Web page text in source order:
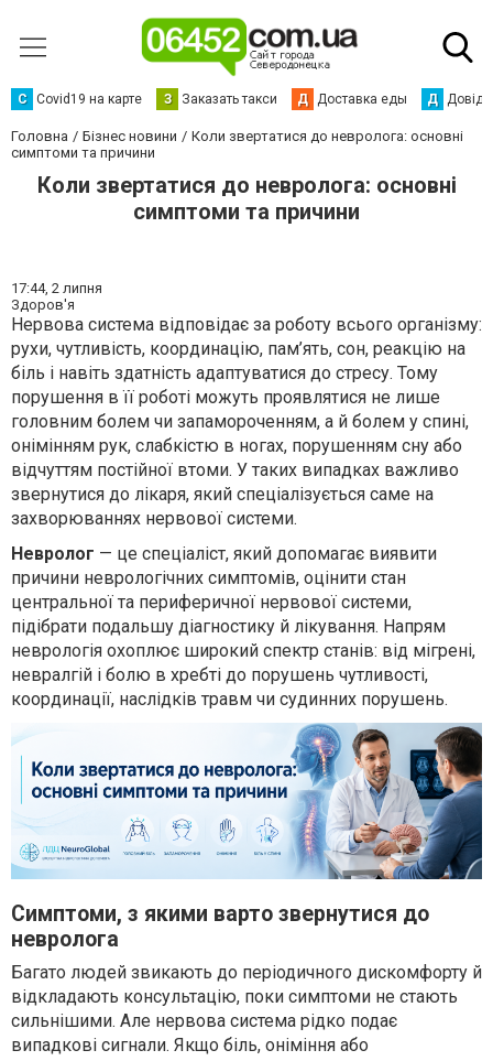
С Сovid19 на карте З Заказать такси Д Доставка еды Д
Головна Бізнес новини
Коли звертатися до невролога: основні
симптоми та причини
Коли звертатися до невролога: основні
симптоми та причини
17:44, 2 липня
Здоров'я
Нервова система відповідає за роботу всього організму:
рухи, чутливість, координацію, пам’ять, сон, реакцію на
біль і навіть здатність адаптуватися до стресу. Тому
порушення в її роботі можуть проявлятися не лише
головним болем чи запамороченням, а й болем у спині,
онімінням рук, слабкістю в ногах, порушенням сну або
відчуттям постійної втоми. У таких випадках важливо
звернутися до лікаря, який спеціалізується саме на
захворюваннях нервової системи.
Невролог — це спеціаліст, який допомагає виявити
причини неврологічних симптомів, оцінити стан
центральної та периферичної нервової системи,
підібрати подальшу діагностику й лікування. Напрям
неврологія охоплює широкий спектр станів: від мігрені,
невралгій і болю в хребті до порушень чутливості,
координації, наслідків травм чи судинних порушень.
Симптоми, з якими варто звернутися до
невролога
Багато людей звикають до періодичного дискомфорту й
відкладають консультацію, поки симптоми не стають
сильнішими. Але нервова система рідко подає
випадкові сигнали. Якщо біль, оніміння або